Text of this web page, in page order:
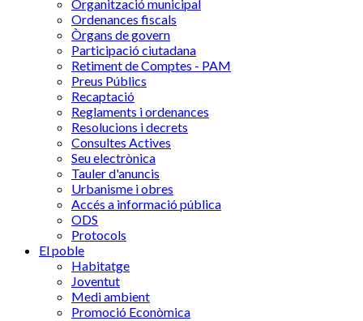
Organització municipal
Ordenances fiscals
Òrgans de govern
Participació ciutadana
Retiment de Comptes - PAM
Preus Públics
Recaptació
Reglaments i ordenances
Resolucions i decrets
Consultes Actives
Seu electrònica
Tauler d'anuncis
Urbanisme i obres
Accés a informació pública
ODS
Protocols
El poble
Habitatge
Joventut
Medi ambient
Promoció Econòmica